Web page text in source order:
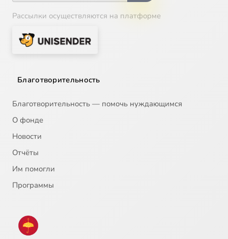
Рассылки осуществляются на платформе
Благотворительность
Благотворительность — помочь нуждающимся
О фонде
Новости
Отчёты
Им помогли
Программы